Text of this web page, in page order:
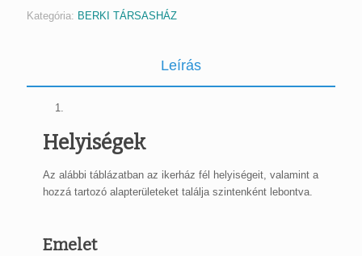
Kategória: BERKI TÁRSASHÁZ
Leírás
Helyiségek
Az alábbi táblázatban az ikerház fél helyiségeit, valamint a
hozzá tartozó alapterületeket találja szintenként lebontva.
Emelet